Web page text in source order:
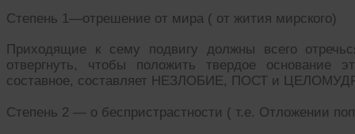
Степень 1—отрешение от мира ( от жития мирского)
Приходящие к сему подвигу должны всего
отвергнуть, чтобы положить твердое основание
составное, составляет НЕЗЛОБИЕ, ПОСТ и
Степень 2 — о беспристрастности ( т.е. Отложении